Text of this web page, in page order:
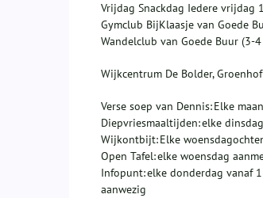
Vrijdag Snackdag Iedere vrijdag
Gymclub BijKlaasje van Goede
Wandelclub van Goede Buur (3-
Wijkcentrum De Bolder,
Verse soep van Dennis: Elke
Diepvriesmaaltijden: elke
Wijkontbijt: Elke
Open Tafel: elke woensdag
Infopunt: elke donderdag vanaf
aanwezig